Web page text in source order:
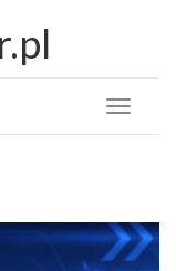
Toggle